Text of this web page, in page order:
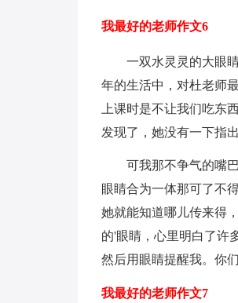
我最好的老师作文6
一双水灵灵的大眼
年的生活中，对杜老师
上课时是不让我们吃东
发现了，她没有一下指
可我那不争气的嘴
眼睛合为一体那可了不
她就能知道哪儿传来得
的'眼睛，心里明白了许
然后用眼睛提醒我。你
我最好的老师作文7